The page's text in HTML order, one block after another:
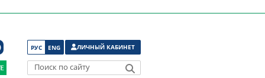
РУС ENG ЛИЧНЫЙ КАБИНЕТ
Поиск по сайту